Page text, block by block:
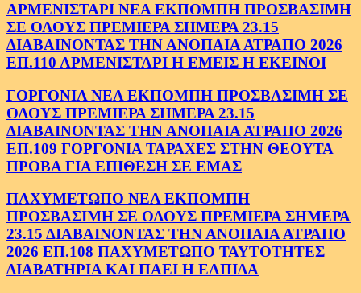
ΑΡΜΕΝΙΣΤΑΡΙ ΝΕΑ ΕΚΠΟΜΠΗ ΠΡΟΣΒΑΣΙΜΗ
ΣΕ ΟΛΟΥΣ ΠΡΕΜΙΕΡΑ ΣΗΜΕΡΑ 23.15
ΔΙΑΒΑΙΝΟΝΤΑΣ ΤΗΝ ΑΝΟΠΑΙΑ ΑΤΡΑΠΟ 2026
ΕΠ.110 ΑΡΜΕΝΙΣΤΑΡΙ Η ΕΜΕΙΣ Η ΕΚΕΙΝΟΙ
ΓΟΡΓΟΝΙΑ ΝΕΑ ΕΚΠΟΜΠΗ ΠΡΟΣΒΑΣΙΜΗ ΣΕ
ΟΛΟΥΣ ΠΡΕΜΙΕΡΑ ΣΗΜΕΡΑ 23.15
ΔΙΑΒΑΙΝΟΝΤΑΣ ΤΗΝ ΑΝΟΠΑΙΑ ΑΤΡΑΠΟ 2026
ΕΠ.109 ΓΟΡΓΟΝΙΑ ΤΑΡΑΧΕΣ ΣΤΗΝ ΘΕΟΥΤΑ
ΠΡΟΒΑ ΓΙΑ ΕΠΙΘΕΣΗ ΣΕ ΕΜΑΣ
ΠΑΧΥΜΕΤΩΠΟ ΝΕΑ ΕΚΠΟΜΠΗ
ΠΡΟΣΒΑΣΙΜΗ ΣΕ ΟΛΟΥΣ ΠΡΕΜΙΕΡΑ ΣΗΜΕΡΑ
23.15 ΔΙΑΒΑΙΝΟΝΤΑΣ ΤΗΝ ΑΝΟΠΑΙΑ ΑΤΡΑΠΟ
2026 ΕΠ.108 ΠΑΧΥΜΕΤΩΠΟ ΤΑΥΤΟΤΗΤΕΣ
ΔΙΑΒΑΤΗΡΙΑ ΚΑΙ ΠΑΕΙ Η ΕΛΠΙΔΑ